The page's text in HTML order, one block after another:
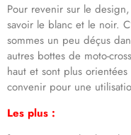
Pour revenir sur le
savoir le blanc et le noir.
sommes un peu déçus
autres bottes de moto-
haut et sont plus
convenir pour une
Les plus :